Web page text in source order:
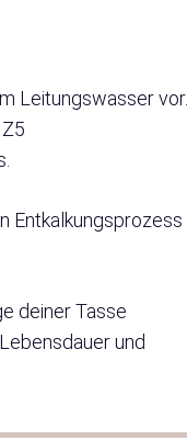
Leitungswasser vor.
Entkalkungsprozess
deiner Tasse
und